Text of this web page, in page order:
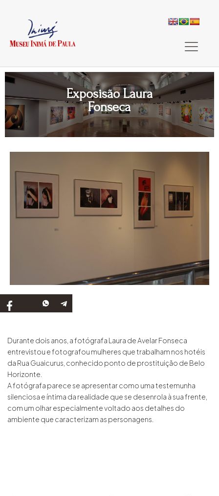
Exposisão Laura
Fonseca
Durante dois anos, a fotógrafa Laura de Avelar Fonseca
entrevistou e fotografou mulheres que trabalham nos hotéis
da Rua Guaicurus, conhecido ponto de prostituição de Belo
Horizonte.
A fotógrafa parece se apresentar como uma testemunha
silenciosa e íntima da realidade que se desenrola à sua frente,
com um olhar especialmente voltado aos detalhes do
ambiente que caracterizam as personagens.